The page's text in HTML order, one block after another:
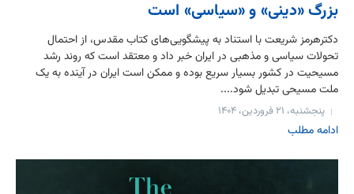
بزرگ «دینی» و «سیاسی» است
دکترهرمز شریعت با استناد به پیشگویی‌های کتاب مقدس، از احتمال
تحولات سیاسی و مذهبی در ایران خبر داد و معتقد است که روند رشد
مسیحیت در کشور بسیار سریع بوده و ممکن است ایران در آینده به یک
ملت مسیحی تبدیل شود....
پنجشنبه، ۲۱ فروردین، ۱۴۰۴
ادامه مطلب